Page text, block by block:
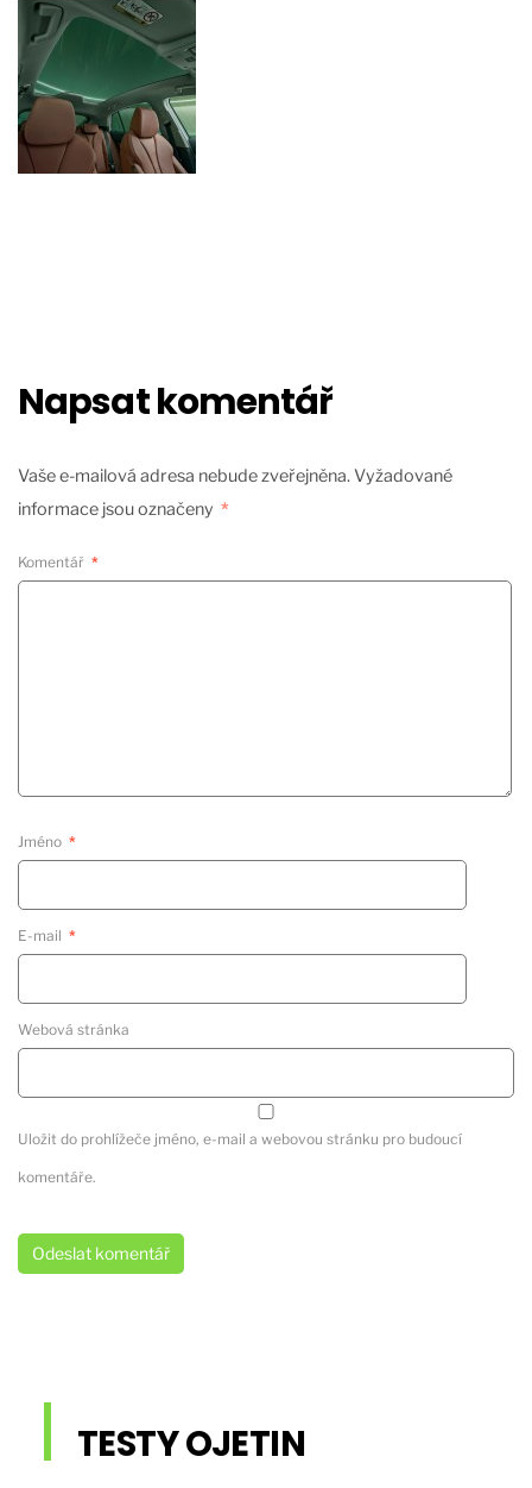
Napsat komentář
Vaše e-mailová adresa nebude zveřejněna.Vyžadované
informace jsou označeny *
Komentář *
Jméno *
E-mail *
Webová stránka
Uložit do prohlížeče jméno, e-mail a webovou stránku pro budoucí
komentáře.
TESTY OJETIN